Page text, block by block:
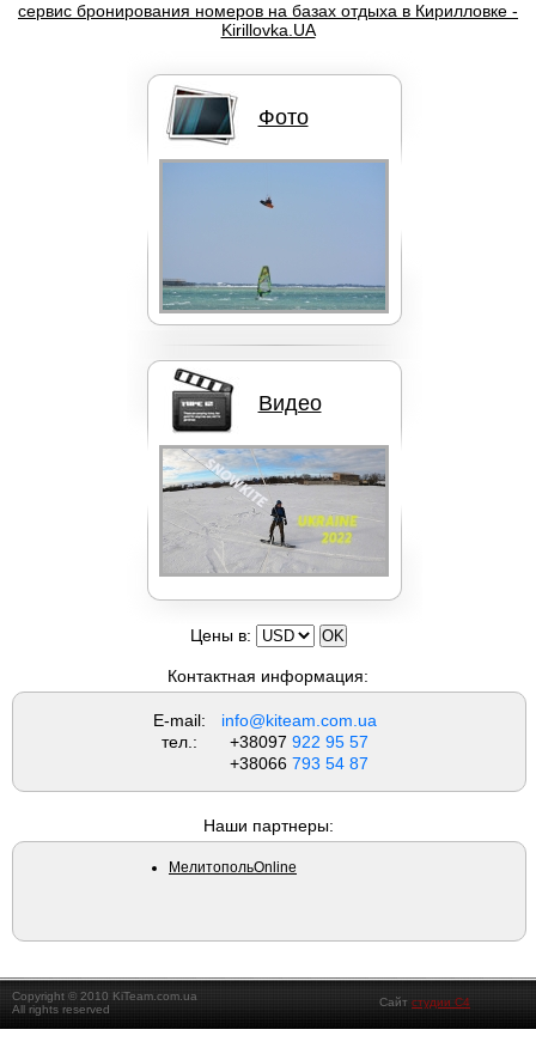
Кайты NORTH
Кайты Liquid Force
Вейкборды LIQUID FORCE
сервис бронирования номеров на базах отдыха в Кирилловке -
Kirillovka.UA
Фото
Видео
Цены в:
Контактная информация:
E-mail:
info@kiteam.com.ua
тел.:
+38097 922 95 57
+38066 793 54 87
Наши партнеры:
МелитопольOnline
Copyright © 2010 KiTeam.com.ua
All rights reserved
Сайт студии C4
ОБУЧЕНИЕ